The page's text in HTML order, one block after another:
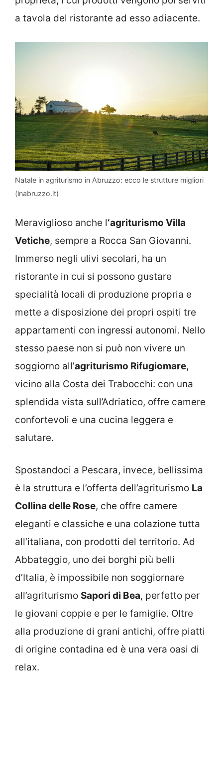
a tavola del ristorante ad esso adiacente.
Natale in agriturismo in Abruzzo: ecco le strutture migliori
(inabruzzo.it)
Meraviglioso anche l‘agriturismo Villa
Vetiche, sempre a Rocca San Giovanni.
Immerso negli ulivi secolari, ha un
ristorante in cui si possono gustare
specialità locali di produzione propria e
mette a disposizione dei propri ospiti tre
appartamenti con ingressi autonomi. Nello
stesso paese non si può non vivere un
soggiorno all’agriturismo Rifugiomare,
vicino alla Costa dei Trabocchi: con una
splendida vista sull’Adriatico, offre camere
confortevoli e una cucina leggera e
salutare.
Spostandoci a Pescara, invece, bellissima
è la struttura e l’offerta dell’agriturismo La
Collina delle Rose, che offre camere
eleganti e classiche e una colazione tutta
all’italiana, con prodotti del territorio. Ad
Abbateggio, uno dei borghi più belli
d’Italia, è impossibile non soggiornare
all’agriturismo Sapori di Bea, perfetto per
le giovani coppie e per le famiglie. Oltre
alla produzione di grani antichi, offre piatti
di origine contadina ed è una vera oasi di
relax.